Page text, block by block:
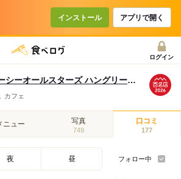
インストール アプリで開く
ログイン
ジューシーオールスターズ ハングリーヘブン
カフェ
ニュー 写真
749
口コミ
177
夜 昼 フォロー中